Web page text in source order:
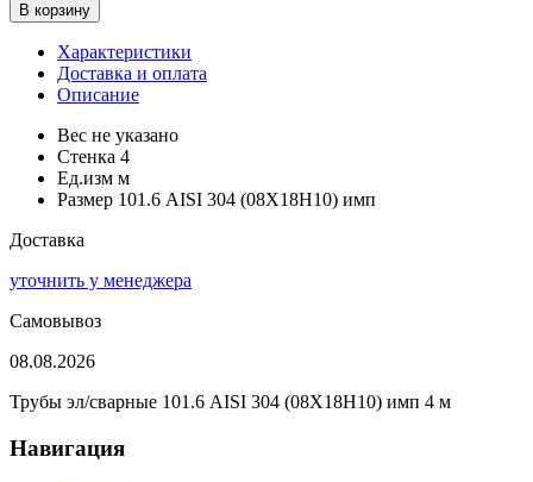
В корзину
Характеристики
Доставка и оплата
Описание
Вес не указано
Стенка 4
Ед.изм м
Размер 101.6 AISI 304 (08Х18Н10) имп
Доставка
уточнить у менеджера
Самовывоз
08.08.2026
Трубы эл/сварные 101.6 AISI 304 (08Х18Н10) имп 4 м
Навигация